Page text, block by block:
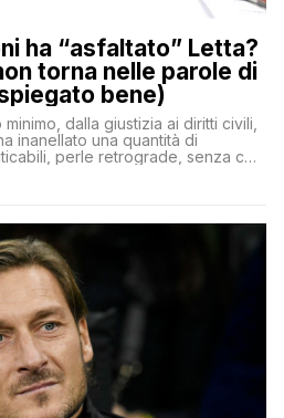
ha “asfaltato” Letta?
torna nelle parole di
bene)
minimo, dalla giustizia ai diritti civili,
inanellato una quantità di
perle retrograde, senza che
– glielo abbia fatto notare